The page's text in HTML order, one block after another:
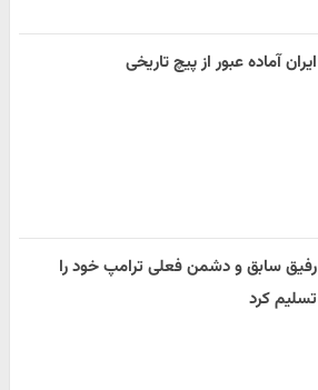
ایران آماده عبور از پیچ تاریخی
رفیق سابق و دشمن فعلی ترامپ خود را
تسلیم کرد